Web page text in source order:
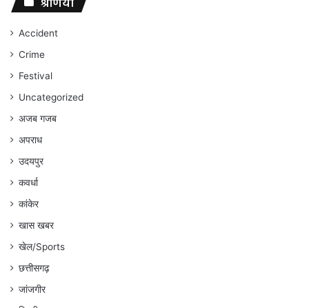
जारी
रहेगा
अंकित
गौरहा
श्रेणियां
Accident
Crime
Festival
Uncategorized
अजब गजब
अपराध
उदयपुर
कवर्धा
कांकेर
खास खबर
खेल/Sports
छत्तीसगढ़
जांजगीर